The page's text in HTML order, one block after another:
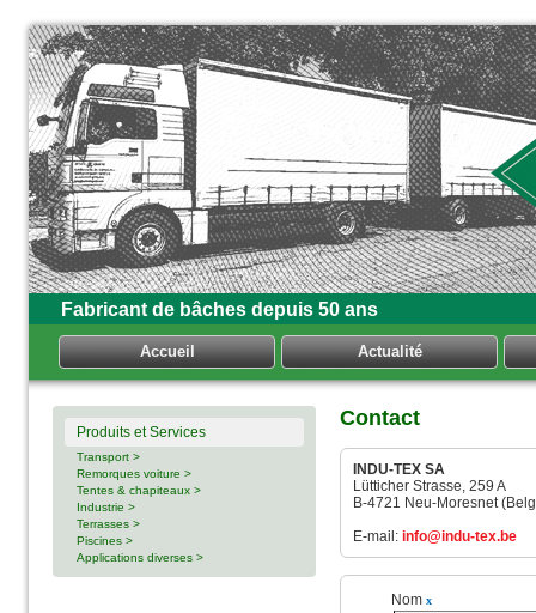
Fabricant de bâches depuis 50 ans
Accueil Actualité
Produits et Services
Transport >
Remorques voiture >
Tentes & chapiteaux >
Industrie >
Terrasses >
Piscines >
Applications diverses >
Contact
INDU-TEX SA
Lütticher Strasse, 259 A
B-4721 Neu-Moresnet
E-mail: info@indu-tex.be
Nom x